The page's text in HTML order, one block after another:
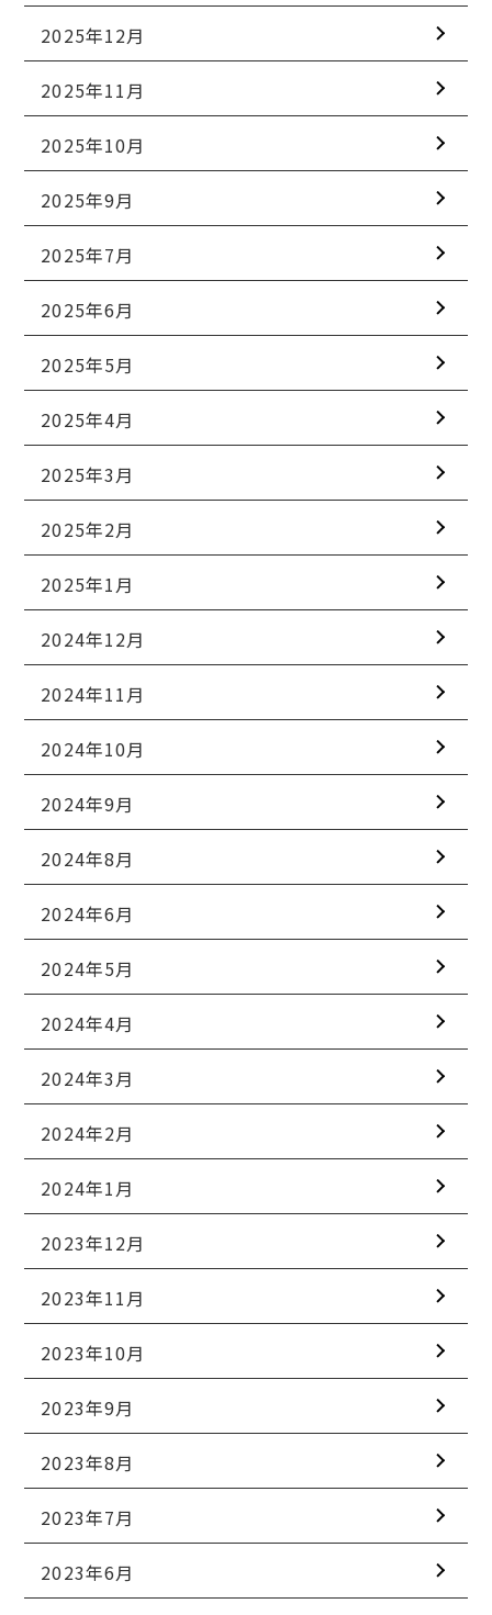
2025年12月
2025年11月
2025年10月
2025年9月
2025年7月
2025年6月
2025年5月
2025年4月
2025年3月
2025年2月
2025年1月
2024年12月
2024年11月
2024年10月
2024年9月
2024年8月
2024年6月
2024年5月
2024年4月
2024年3月
2024年2月
2024年1月
2023年12月
2023年11月
2023年10月
2023年9月
2023年8月
2023年7月
2023年6月